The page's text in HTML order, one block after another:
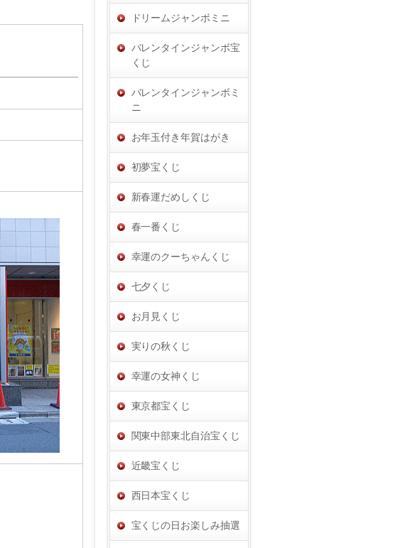
ドリームジャンボミニ
バレンタインジャンボ宝
くじ
バレンタインジャンボミ
ニ
お年玉付き年賀はがき
初夢宝くじ
新春運だめしくじ
春一番くじ
幸運のクーちゃんくじ
七夕くじ
お月見くじ
実りの秋くじ
幸運の女神くじ
東京都宝くじ
関東中部東北自治宝くじ
近畿宝くじ
西日本宝くじ
宝くじの日お楽しみ抽選